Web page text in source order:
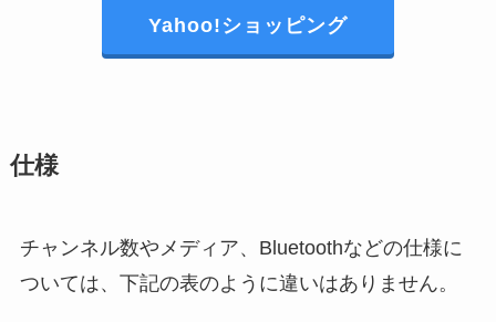
Yahoo!ショッピング
仕様
チャンネル数やメディア、Bluetoothなどの仕様に
ついては、下記の表のように違いはありません。